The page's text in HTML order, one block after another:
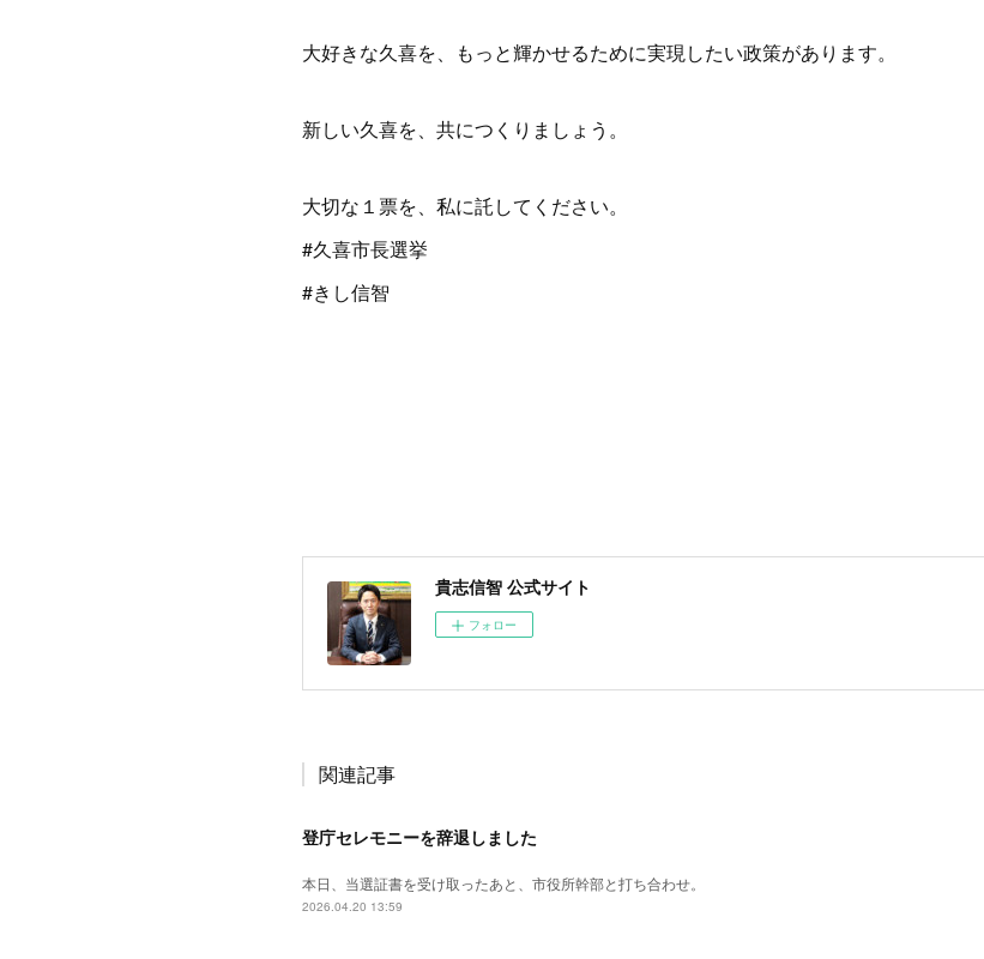
大好きな久喜を、もっと輝かせるために実現したい政策があります。
新しい久喜を、共につくりましょう。
大切な１票を、私に託してください。
#久喜市長選挙
#きし信智
貴志信智 公式サイト
フォロー
関連記事
登庁セレモニーを辞退しました
本日、当選証書を受け取ったあと、市役所幹部と打ち合わせ。
2026.04.20 13:59